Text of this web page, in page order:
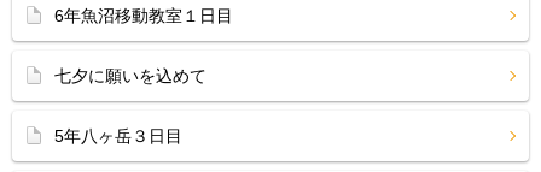
6年魚沼移動教室１日目
七夕に願いを込めて
5年八ヶ岳３日目